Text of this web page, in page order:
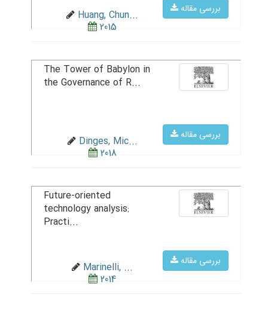
بررسی مقاله
Huang, Chun...
2015
بررسی مقاله
The Tower of Babylon in
the Governance of R...
Dinges, Mic...
2018
بررسی مقاله
Future-oriented
technology analysis:
Practi...
Marinelli, ...
2014